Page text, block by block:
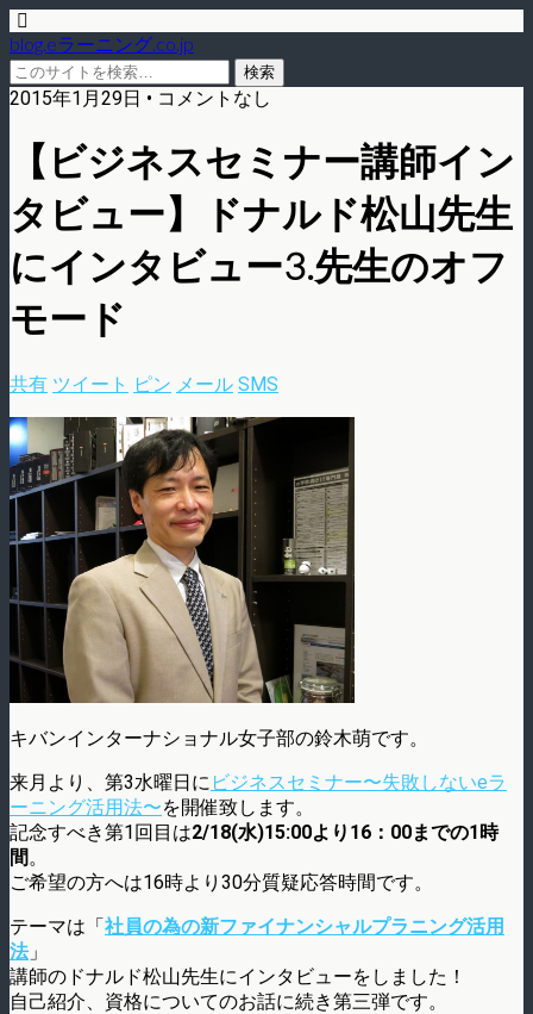
blog.eラーニング.co.jp
2015年1月29日 • コメントなし
【ビジネスセミナー講師イン
タビュー】ドナルド松山先生
にインタビュー3.先生のオフ
モード
共有 ツイート ピン メール SMS
キバンインターナショナル女子部の鈴木萌です。
来月より、第3水曜日に ビジネスセミナー〜失敗しないeラ
ーニング活用法〜を開催致します。
記念すべき第1回目は2/18(水)15:00より16：00までの1時
間。
ご希望の方へは16時より30分質疑応答時間です。
テーマは「社員の為の新ファイナンシャルプラニング活用
法」
講師のドナルド松山先生にインタビューをしました！
自己紹介、資格についてのお話に続き第三弾です。